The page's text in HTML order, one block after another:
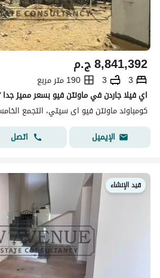
ج.م8,841,392
3
3
190 متر مربع
الإيميل
اتصل
قيد الإنشاء